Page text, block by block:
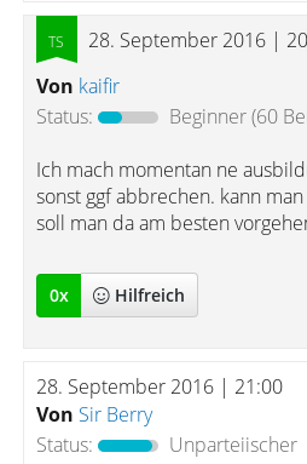
28. September 2016 |
Von kaifir
Status:
Beginner(60
Ich mach momentan ne
sonst ggf abbrechen. kann
soll man da am besten
0x Hilfreich
28. September 2016 | 21:00
Von Sir Berry
Status:
Unparteiischer